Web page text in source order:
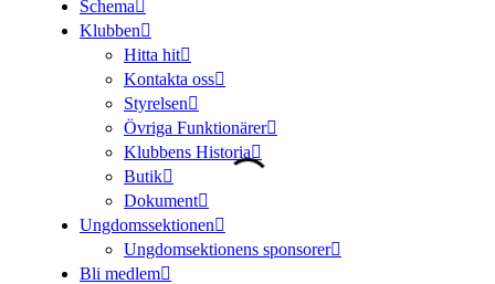
Schema
Klubben
Hitta hit
Kontakta oss
Styrelsen
Övriga Funktionärer
Klubbens Historia
Butik
Dokument
Ungdomssektionen
Ungdomsektionens sponsorer
Bli medlem